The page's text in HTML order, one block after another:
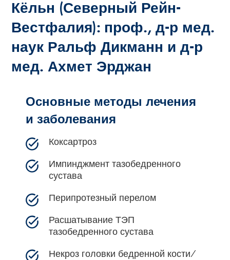
Кёльн (Северный Рейн-
Вестфалия): проф., д-р мед.
наук Ральф Дикманн и д-р
мед. Ахмет Эрджан
Основные методы лечения
и заболевания
Коксартроз
Импинджмент тазобедренного
сустава
Перипротезный перелом
Расшатывание ТЭП
тазобедренного сустава
Некроз головки бедренной кости/